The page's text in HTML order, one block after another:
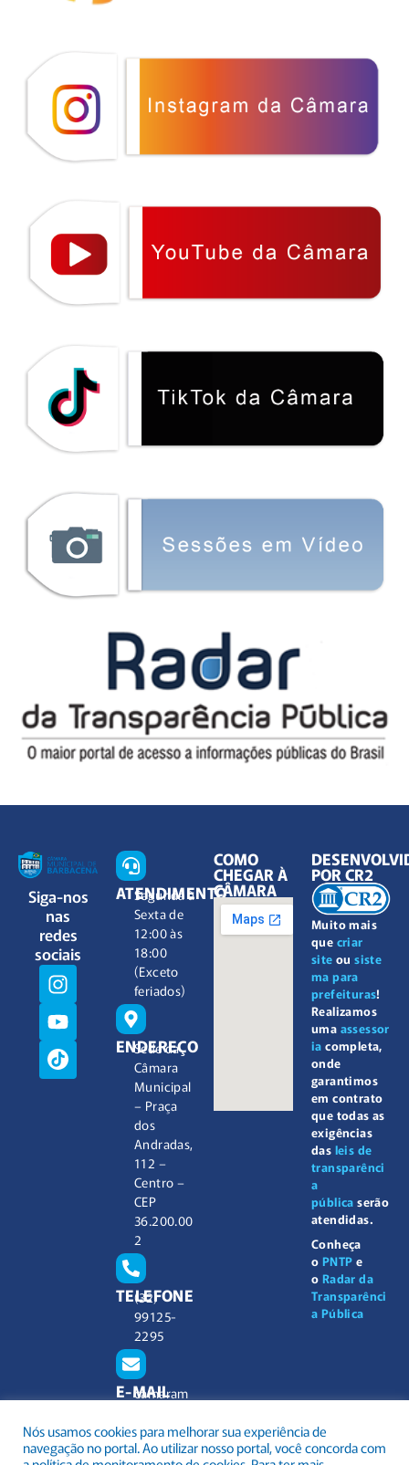
Siga-nos
nas
redes
sociais
ATENDIMENTO
Segunda à
Sexta de
12:00 às
18:00
(Exceto
feriados)
ENDEREÇO
Sede da
Câmara
Municipal
– Praça
dos
Andradas,
112 –
Centro –
CEP
36.200.00
2
TELEFONE
(32)
99125-
2295
E-MAIL
camaram
barbacen
a.mg.gov.
COMO
CHEGAR À
CÂMARA
Muito mais
que criar
site ousiste
ma para
prefeituras!
Realizamos
uma assessor
ia completa,
onde
garantimos
em contrato
que todas as
exigências
das leis de
transparênci
a
pública serão
atendidas.
Conheça
o PNTP e
o Radar da
Transparênci
a Pública
POR CR2
Nós usamos cookies para melhorar sua experiência de
navegação no portal. Ao utilizar nosso portal, você concorda com